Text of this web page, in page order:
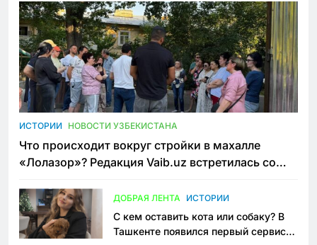
ИСТОРИИ НОВОСТИ УЗБЕКИСТАНА
Что происходит вокруг стройки в махалле
«Лолазор»? Редакция Vaib.uz встретилась со
ДОБРАЯ ЛЕНТА ИСТОРИИ
С кем оставить кота или собаку? В
Ташкенте появился первый сервис